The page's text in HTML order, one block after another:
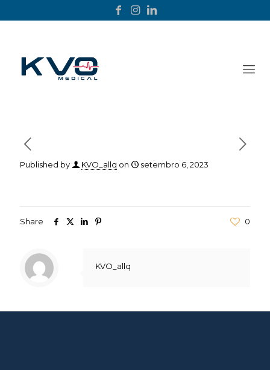
Published by KVO_allq on setembro 6, 2023
Share 0
KVO_allq